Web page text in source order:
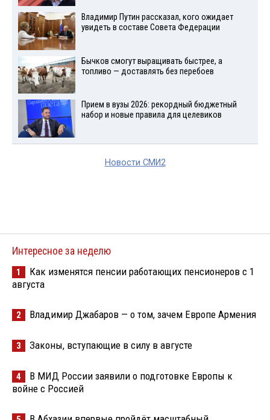
Владимир Путин рассказал, кого ожидает
увидеть в составе Совета Федерации
Бычков смогут выращивать быстрее, а
топливо — доставлять без перебоев
Прием в вузы 2026: рекордный бюджетный
набор и новые правила для целевиков
Новости СМИ2
Интересное за неделю
1
Как изменятся пенсии работающих пенсионеров с 1
августа
2 Владимир Джабаров — о том, зачем Европе Армения
3 Законы, вступающие в силу в августе
4
В МИД России заявили о подготовке Европы к
войне с Россией